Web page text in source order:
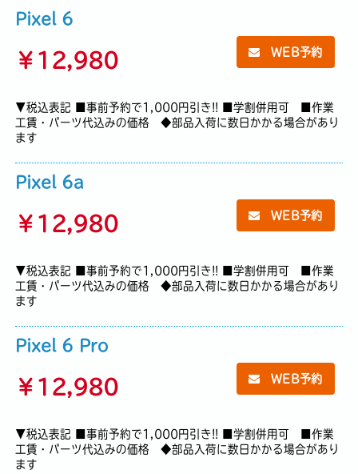
Pixel 6
￥ 12,980
▼税込表記 ■事前予約で1,000円引き!! ■学割併用可 ■作業
工賃・パーツ代込みの価格 ◆部品入荷に数日かかる場合があり
ます
WEB予約
Pixel 6a
￥ 12,980
▼税込表記 ■事前予約で1,000円引き!! ■学割併用可 ■作業
工賃・パーツ代込みの価格 ◆部品入荷に数日かかる場合があり
ます
WEB予約
Pixel 6 Pro
￥ 12,980
▼税込表記 ■事前予約で1,000円引き!! ■学割併用可 ■作業
工賃・パーツ代込みの価格 ◆部品入荷に数日かかる場合があり
ます
WEB予約